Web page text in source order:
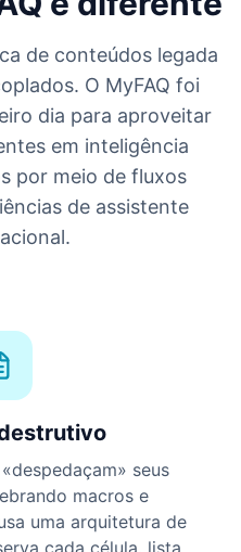
de conteúdos legada
O MyFAQ foi
dia para aproveitar
em inteligência
por meio de fluxos
de assistente
seus
macros e
uma arquitetura de
cada célula, lista